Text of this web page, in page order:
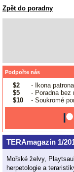
Zpět do poradny
Podpořte nás
$2
- Ikona
$5
- Poradna bez
$10
- Soukromé
TERAmagazín 1/
Mořské želvy,
herpetologie a